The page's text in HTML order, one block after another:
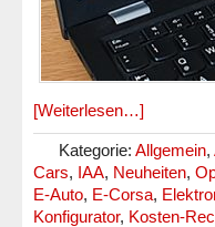
[Weiterlesen…]
Kategorie: Allgemein,
Cars, IAA, Neuheiten,
E-Auto, E-Corsa,
Konfigurator, Kosten-